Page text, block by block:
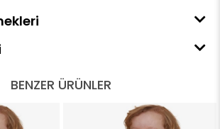
BENZER ÜRÜNLER